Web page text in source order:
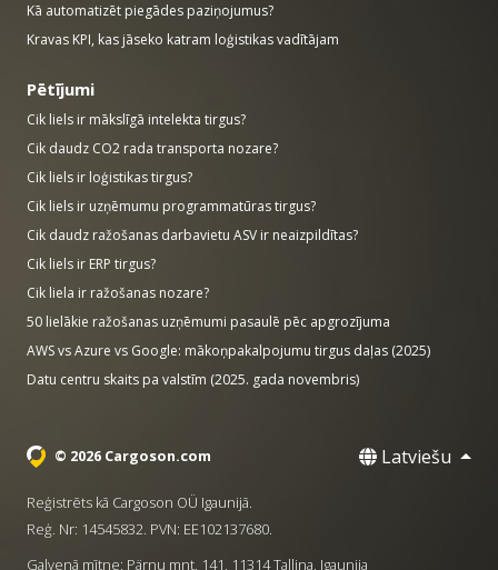
Kā automatizēt piegādes paziņojumus?
Kravas KPI, kas jāseko katram loģistikas vadītājam
Pētījumi
Cik liels ir mākslīgā intelekta tirgus?
Cik daudz CO2 rada transporta nozare?
Cik liels ir loģistikas tirgus?
Cik liels ir uzņēmumu programmatūras tirgus?
Cik daudz ražošanas darbavietu ASV ir neaizpildītas?
Cik liels ir ERP tirgus?
Cik liela ir ražošanas nozare?
50 lielākie ražošanas uzņēmumi pasaulē pēc apgrozījuma
AWS vs Azure vs Google: mākoņpakalpojumu tirgus daļas (2025)
Datu centru skaits pa valstīm (2025. gada novembris)
© 2026 Cargoson.com Latviešu
Reģistrēts kā Cargoson OÜ Igaunijā.
Reģ. Nr: 14545832. PVN: EE102137680.
Galvenā mītne: Pärnu mnt. 141, 11314 Tallina, Igaunija